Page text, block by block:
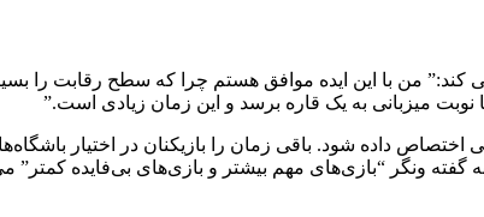
می کند:” من با این ایده موافق هستم چرا که سطح رقابت
اختصاص داده ‌شود. باقی زمان را بازیکنان در اختیار
ونگر “بازی‌های مهم بیشتر و بازی‌های بی‌فایده کمتر”